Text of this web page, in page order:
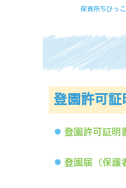
保育所ちびっ
登園許可
登園許可証明
登園届（保護